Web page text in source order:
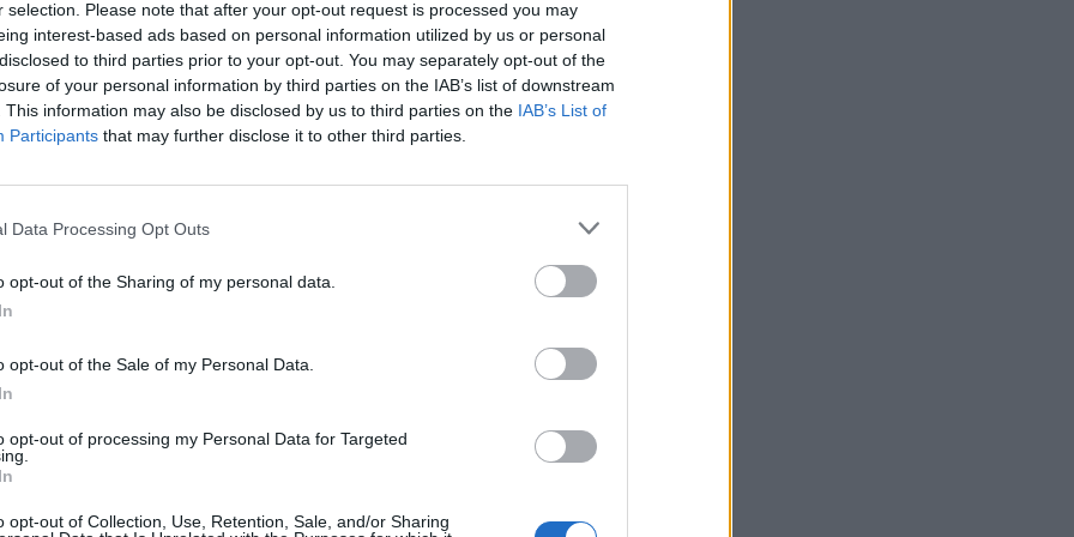
selection. Please note that after your opt-out request is processed you may
interest-based ads based on personal information utilized by us or personal
to third parties prior to your opt-out. You may separately opt-out of the
of your personal information by third parties on the IAB’s list of downstream
This information may also be disclosed by us to third parties on the IAB’s List of
Participants that may further disclose it to other third parties.
Data Processing Opt Outs
opt-out of the Sharing of my personal data.
opt-out of the Sale of my Personal Data.
opt-out of processing my Personal Data for Targeted
opt-out of Collection, Use, Retention, Sale, and/or Sharing
Δείτε όλες τις τελευταίες
επιχειρηματικέςΕιδήσεις από την
Ελλάδα και τον κόσμο στο
... σχόλια| Κάνε click για να σχολιάσεις